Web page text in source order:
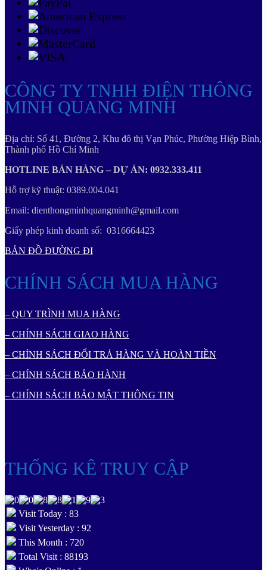
CÔNG TY TNHH ĐIỆN THÔNG
MINH QUANG MINH
Địa chỉ: Số 41, Đường 2, Khu đô thị Vạn Phúc, Phường Hiệp Bình,
Thành phố Hồ Chí Minh
HOTLINE BÁN HÀNG – DỰ ÁN: 0932.333.411
Hỗ trợ kỹ thuật: 0389.004.041
Email: dienthongminhquangminh@gmail.com
Giấy phép kinh doanh số: 0316664423
BẢN ĐỒ ĐƯỜNG ĐI
CHÍNH SÁCH MUA HÀNG
– QUY TRÌNH MUA HÀNG
– CHÍNH SÁCH GIAO HÀNG
– CHÍNH SÁCH ĐỔI TRẢ HÀNG VÀ HOÀN TIỀN
– CHÍNH SÁCH BẢO HÀNH
– CHÍNH SÁCH BẢO MẬT THÔNG TIN
THỐNG KÊ TRUY CẬP
Visit Today : 83
Visit Yesterday : 92
This Month : 720
Total Visit : 88193